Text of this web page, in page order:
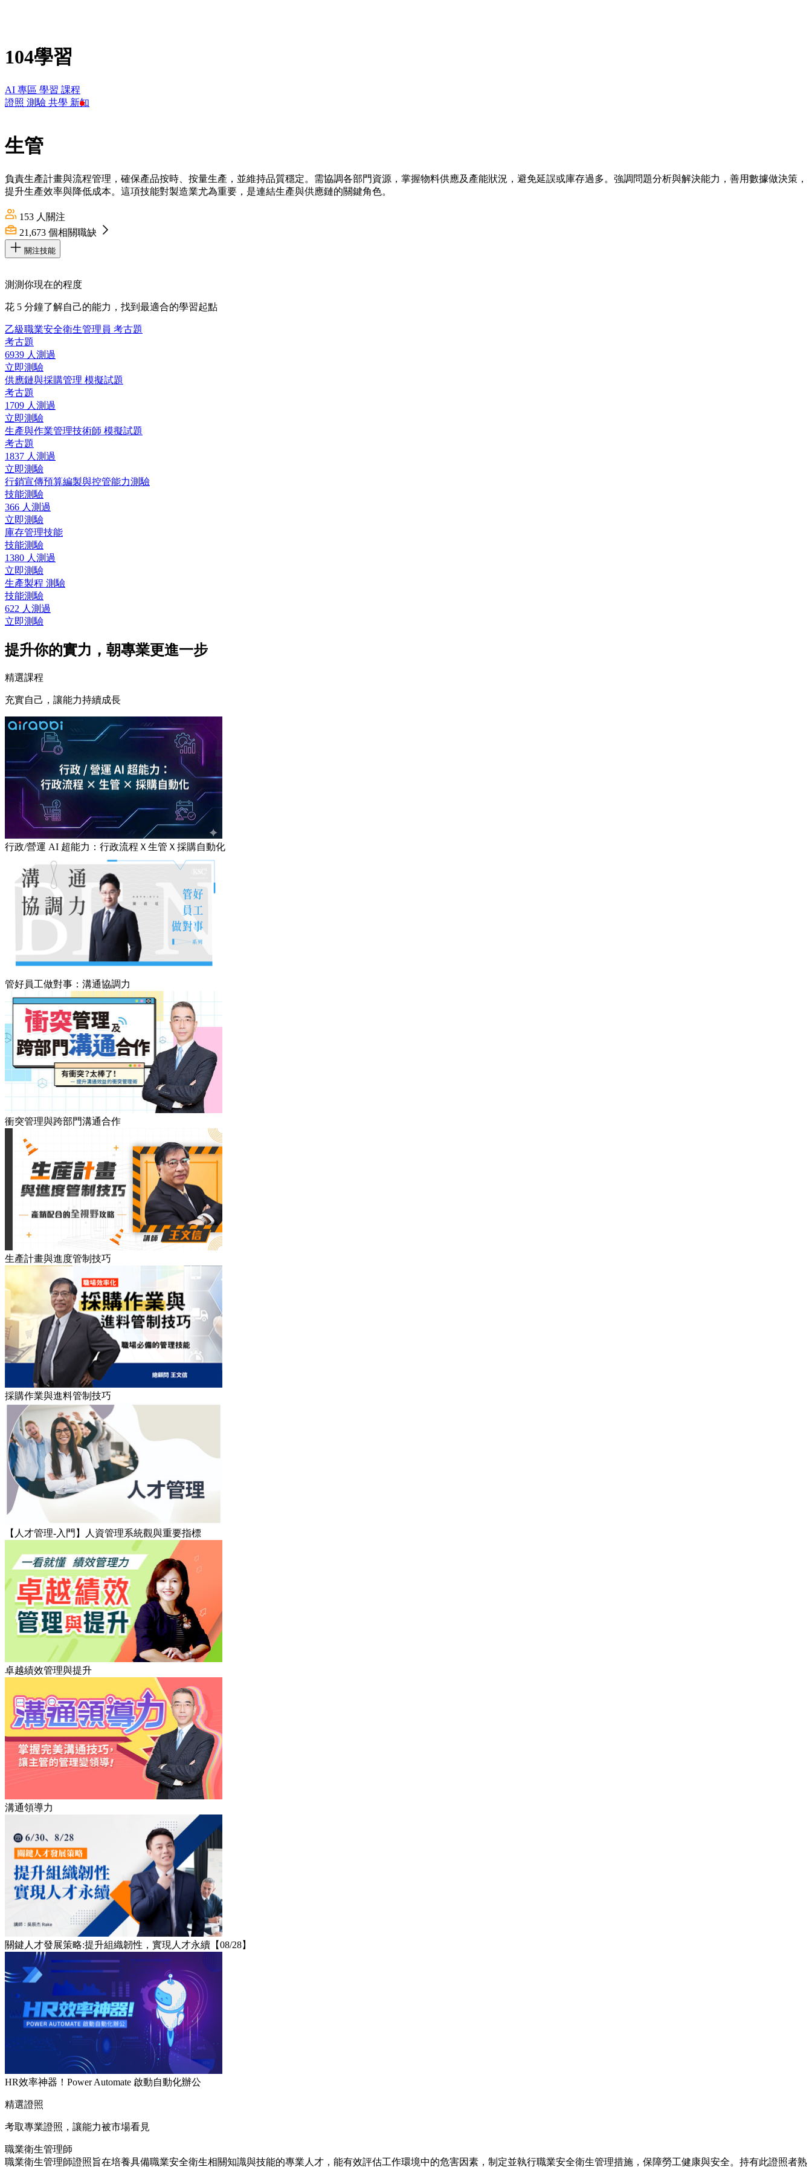
104學習
AI 專區 學習 課程
證照 測驗 共學 新知
生管
負責生產計畫與流程管理，確保產品按時、按量生產，並維持品質穩定。需協調各部門資源，掌握物料供應及產能狀況，避免延誤或庫存過多。強調問題分析與解決能力，善用數據做決策，
提升生產效率與降低成本。這項技能對製造業尤為重要，是連結生產與供應鏈的關鍵角色。
153 人關注
21,673 個相關職缺
關注技能
測測你現在的程度
花 5 分鐘了解自己的能力，找到最適合的學習起點
乙級職業安全衛生管理員 考古題
考古題
6939 人測過
立即測驗
供應鏈與採購管理 模擬試題
考古題
1709 人測過
立即測驗
生產與作業管理技術師 模擬試題
考古題
1837 人測過
立即測驗
行銷宣傳預算編製與控管能力測驗
技能測驗
366 人測過
立即測驗
庫存管理技能
技能測驗
1380 人測過
立即測驗
生產製程 測驗
技能測驗
622 人測過
立即測驗
提升你的實力，朝專業更進一步
精選課程
充實自己，讓能力持續成長
行政/營運 AI 超能力：行政流程Ｘ生管Ｘ採購自動化
管好員工做對事：溝通協調力
衝突管理與跨部門溝通合作
生產計畫與進度管制技巧
採購作業與進料管制技巧
【人才管理-入門】人資管理系統觀與重要指標
卓越績效管理與提升
溝通領導力
關鍵人才發展策略:提升組織韌性，實現人才永續【08/28】
HR效率神器！Power Automate 啟動自動化辦公
精選證照
考取專業證照，讓能力被市場看見
職業衛生管理師
職業衛生管理師證照旨在培養具備職業安全衛生相關知識與技能的專業人才，能有效評估工作環境中的危害因素，制定並執行職業安全衛生管理措施，保障勞工健康與安全。持有此證照者熟